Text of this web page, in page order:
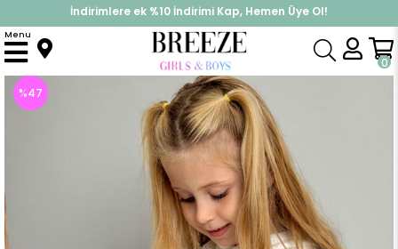
%30 Sepette Yaz İndirimi, Hemen Al!
İndirimlere ek %10 İndirimi Kap, Hemen Üye Ol!
0
Menu
Anasayfa Üst Giyim Hırka
%47